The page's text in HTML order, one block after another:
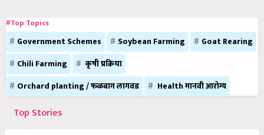
#Top Topics
Government Schemes Soybean Farming
Goat Rearing
Chili Farming
कृषी प्रक्रिया
Orchard planting / फळबाग लागवड
Health मानवी आरोग्य
Top Stories